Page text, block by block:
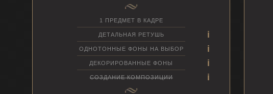
1 ПРЕДМЕТ В КАДРЕ
ДЕТАЛЬНАЯ РЕТУШЬ
ОДНОТОННЫЕ ФОНЫ НА ВЫБОР
ДЕКОРИРОВАННЫЕ ФОНЫ
СОЗДАНИЕ КОМПОЗИЦИИ